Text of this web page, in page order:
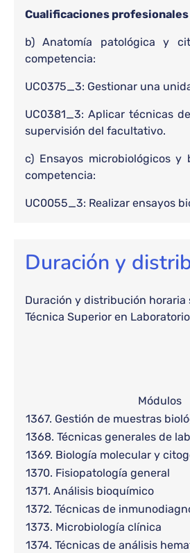
Cualificaciones
b) Anatomía patológica y
competencia:
UC0375_3: Gestionar una
UC0381_3: Aplicar técnicas
supervisión del facultativo.
c) Ensayos microbiológicos
competencia:
UC0055_3: Realizar ensayos
Duración y
Duración y distribución horaria
Técnica Superior en
Módulos
1367. Gestión de muestras
1368. Técnicas generales de
1369. Biología molecular y
1370. Fisiopatología general
1371. Análisis bioquímico
1372. Técnicas de
1373. Microbiología clínica
1374. Técnicas de análisis